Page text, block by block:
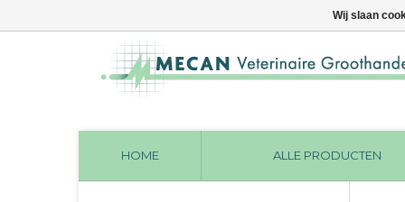
HOME ALLE PRODUCTEN
Wij slaan